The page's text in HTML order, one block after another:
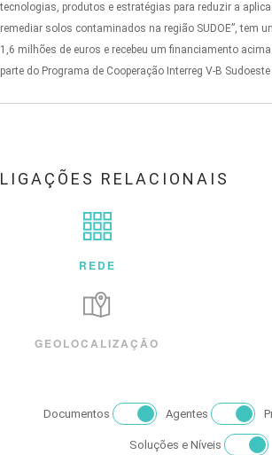
tecnologias, produtos e estratégias para reduzir a
remediar solos contaminados na região SUDOE”, tem
1,6 milhões de euros e recebeu um financiamento
parte do Programa de Cooperação Interreg V-B
LIGAÇÕES RELACIONAIS
REDE
GEOLOCALIZAÇÃO
Documentos Agentes
Soluções e Níveis